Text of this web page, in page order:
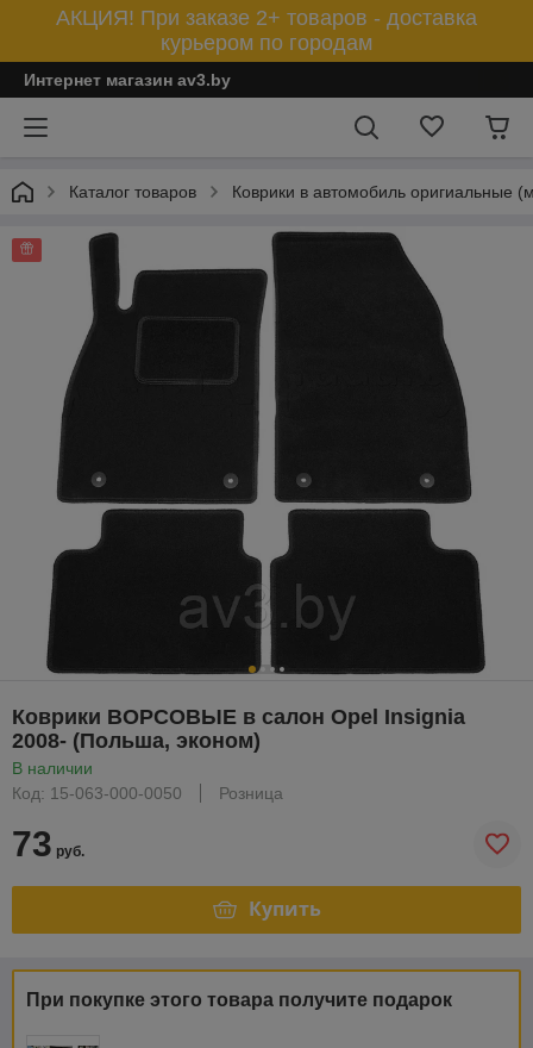
АКЦИЯ! При заказе 2+ товаров - доставка
курьером по городам
Интернет магазин av3.by
Каталог товаров Коврики в автомобиль оригиальные
Коврики ВОРСОВЫЕ в салон Opel Insignia
2008- (Польша, эконом)
В наличии
Код: 15-063-000-0050
Розница
73 руб.
Купить
При покупке этого товара получите подарок